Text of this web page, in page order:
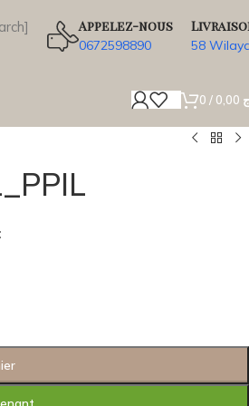
Appelez-nous
0672598890 58
0 /